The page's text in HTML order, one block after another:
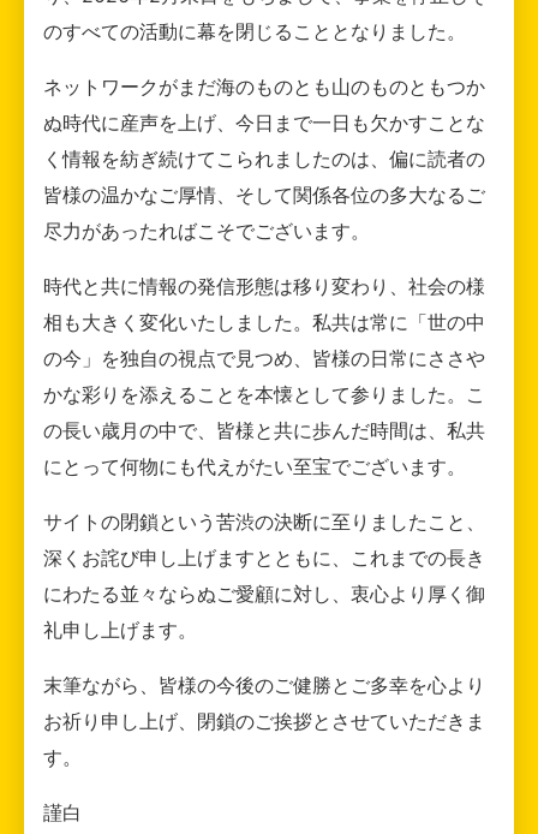
のすべての活動に幕を閉じることとなりました。
ネットワークがまだ海のものとも山のものともつか
ぬ時代に産声を上げ、今日まで一日も欠かすことな
く情報を紡ぎ続けてこられましたのは、偏に読者の
皆様の温かなご厚情、そして関係各位の多大なるご
尽力があったればこそでございます。
時代と共に情報の発信形態は移り変わり、社会の様
相も大きく変化いたしました。私共は常に「世の中
の今」を独自の視点で見つめ、皆様の日常にささや
かな彩りを添えることを本懐として参りました。こ
の長い歳月の中で、皆様と共に歩んだ時間は、私共
にとって何物にも代えがたい至宝でございます。
サイトの閉鎖という苦渋の決断に至りましたこと、
深くお詫び申し上げますとともに、これまでの長き
にわたる並々ならぬご愛顧に対し、衷心より厚く御
礼申し上げます。
末筆ながら、皆様の今後のご健勝とご多幸を心より
お祈り申し上げ、閉鎖のご挨拶とさせていただきま
す。
謹白